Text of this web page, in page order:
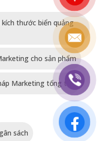
thước biển quảng
cho sản phẩm
Marketing tổng thể
sách